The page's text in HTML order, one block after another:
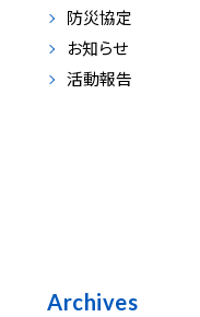
防災協定
お知らせ
活動報告
Archives